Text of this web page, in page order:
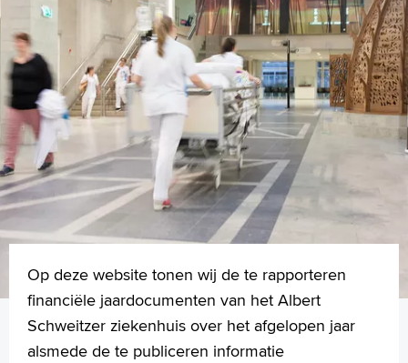
Contact
www.asz.nl
Contact
Sitemap
Zoeken
Op deze website tonen wij de te rapporteren
financiële jaardocumenten van het Albert
Schweitzer ziekenhuis over het afgelopen jaar
alsmede de te publiceren informatie